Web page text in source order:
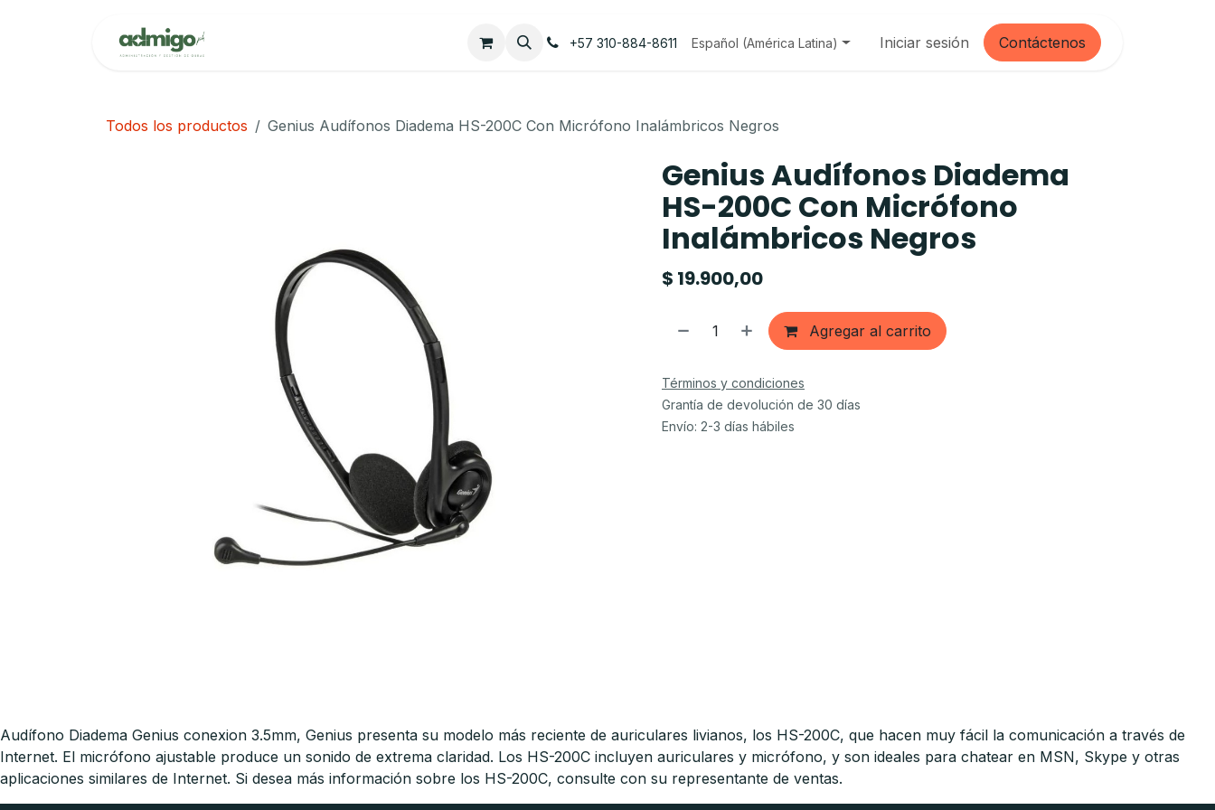
Contáctenos+57 310-884-8611 Español (América Latina) Iniciar sesión Contáctenos
Todos los productos Genius Audífonos Diadema HS-200C Con Micrófono Inalámbricos Negros
Genius Audífonos Diadema
HS-200C Con Micrófono
Inalámbricos Negros
$ 19.900,00
Agregar al carrito
Términos y condiciones
Grantía de devolución de 30 días
Envío: 2-3 días hábiles
Audífono Diadema Genius conexion 3.5mm, Genius presenta su modelo más reciente de auriculares livianos, los HS-200C, que hacen muy fácil la comunicación a través de
Internet. El micrófono ajustable produce un sonido de extrema claridad. Los HS-200C incluyen auriculares y micrófono, y son ideales para chatear en MSN, Skype y otras
aplicaciones similares de Internet. Si desea más información sobre los HS-200C, consulte con su representante de ventas.